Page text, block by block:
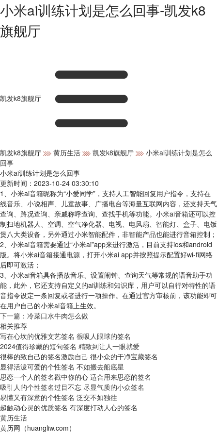
小米ai训练计划是怎么回事-凯发k8
旗舰厅
凯发k8旗舰厅
凯发k8旗舰厅 黄历生活 凯发k8旗舰厅
小米ai训练计划是怎么
回事
小米ai训练计划是怎么回事
更新时间：2023-10-24 03:30:10
1、小米ai音箱昵称为“小爱同学”，支持人工智能回复用户指令，支持在
线音乐、小说相声、儿童故事、广播电台等海量互联网内容，还支持天气
查询、路况查询、亲戚称呼查询、查找手机等功能。小米ai音箱还可以控
制扫地机器人、空调、空气净化器、电视、电风扇、智能灯、盒子、电饭
煲八大类设备，另外通过小米智能配件，非智能产品也能进行音箱控制；
2、小米ai音箱需要通过“小米ai”app来进行激活，目前支持ios和android
版。将小米ai音箱接通电源，打开小米ai app并按照提示配置好wi-fi网络
后即可激活；
3、小米ai音箱具备播放音乐、设置闹钟、查询天气等常规的语音助手功
能，此外，它还支持自定义的ai训练和知识库，用户可以自行对特性的语
音指令设定一条回复或者进行一项操作。在通过官方审核前，该功能即可
在用户自己的小米ai音箱上生效。
下一篇： 冷菜口水牛肉怎么做
相关推荐
写在心坎的优雅文艺签名 很吸人眼球的签名
2024值得珍藏的短句签名 精致到让人一眼就爱
很棒的致自己的签名激励自己 很小众的干净宝藏签名
显得活泼可爱的个性签名 不如搬去船底星
思恋一个人的签名戳中你的心 适合用来思恋的签名
吸引人的个性签名过目不忘 尽显气质的小众签名
易懂又有深意的个性签名 泛交不如独往
超触动心灵的优质签名 有深度打动人心的签名
黄历生活
黄历网（huangliw.com）